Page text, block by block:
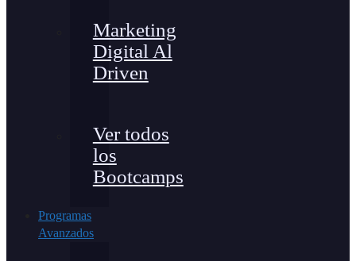
Marketing
Digital Al
Driven
Ver todos
los
Bootcamps
Programas
Avanzados